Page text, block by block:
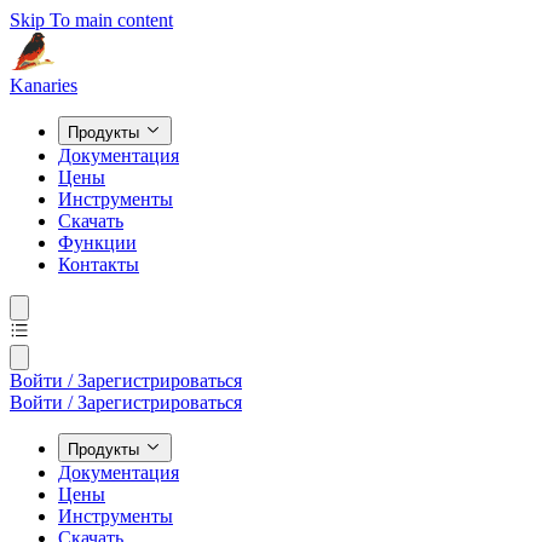
Skip To main content
Kanaries
Продукты
Документация
Цены
Инструменты
Скачать
Функции
Контакты
Войти / Зарегистрироваться
Войти / Зарегистрироваться
Продукты
Документация
Цены
Инструменты
Скачать